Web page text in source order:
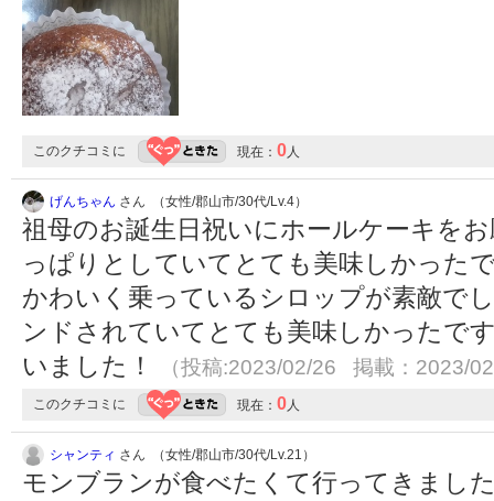
このクチコミに 現在： 0人
げんちゃん さん （女性/郡山市/30代/Lv.4）
祖母のお誕生日祝いにホールケーキを
っぱりとしていてとても美味しかった
かわいく乗っているシロップが素敵で
ンドされていてとても美味しかったで
いました！
（投稿:2023/02/26 掲載：2023/
このクチコミに 現在： 0人
シャンティ さん （女性/郡山市/30代/Lv.21）
モンブランが食べたくて行ってきまし